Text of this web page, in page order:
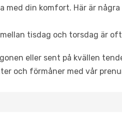
din komfort. Här är
tisdag och torsdag är
eller sent på kvällen
och förmåner med vår